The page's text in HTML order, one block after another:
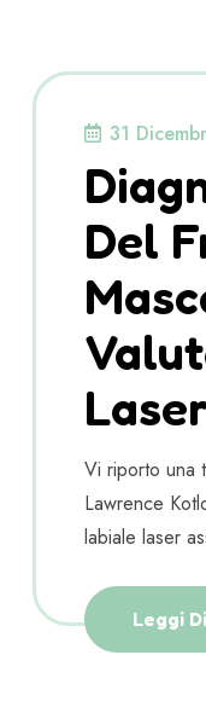
31
Del
Vi riporto una
Lawrence
labiale laser
Leggi